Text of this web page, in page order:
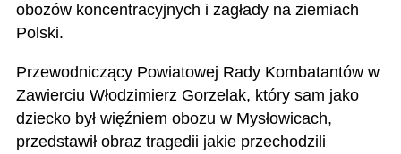
obozów koncentracyjnych i zagłady na ziemiach
Polski.
Przewodniczący Powiatowej Rady Kombatantów w
Zawierciu Włodzimierz Gorzelak, który sam jako
dziecko był więźniem obozu w Mysłowicach,
przedstawił obraz tragedii jakie przechodzili